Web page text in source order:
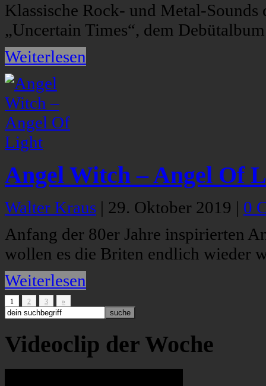
Klassische Rock- und Metal-Sounds
„Uncertain Times“, dem
Weiterlesen
Angel Witch – Angel Of
Walter Kraus | 29. Oktober 2019 | 0
Anfang der 80er Jahre inspirierten
wollen es die Briten endlich wieder
Weiterlesen
1 2 3 »
Videoclip der Woche